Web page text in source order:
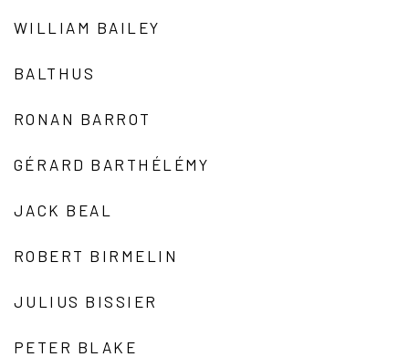
WILLIAM BAILEY
BALTHUS
RONAN BARROT
GÉRARD BARTHÉLÉMY
JACK BEAL
ROBERT BIRMELIN
JULIUS BISSIER
PETER BLAKE